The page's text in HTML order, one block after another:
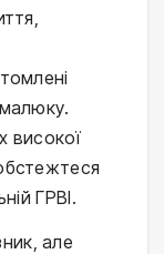
високої
ГРВІ.
але